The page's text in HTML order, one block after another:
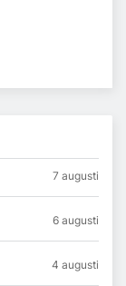
7 augusti
6 augusti
4 augusti